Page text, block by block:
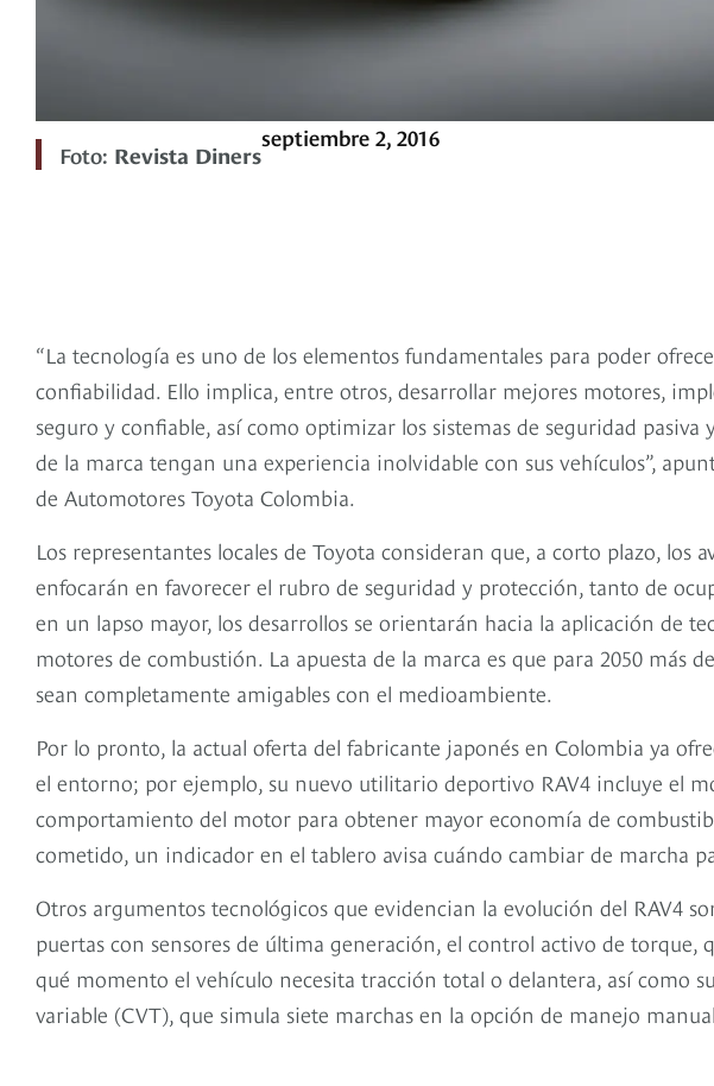
Foto: Revista Diners
septiembre 2, 2016
“La tecnología es uno de los elementos fundamentales para poder
confiabilidad. Ello implica, entre otros, desarrollar mejores motores,
seguro y confiable, así como optimizar los sistemas de seguridad pasiva
de la marca tengan una experiencia inolvidable con sus vehículos”,
de Automotores Toyota Colombia.
Los representantes locales de Toyota consideran que, a corto plazo, los
enfocarán en favorecer el rubro de seguridad y protección, tanto de
en un lapso mayor, los desarrollos se orientarán hacia la aplicación de
motores de combustión. La apuesta de la marca es que para 2050 más
sean completamente amigables con el medioambiente.
Por lo pronto, la actual oferta del fabricante japonés en Colombia ya
el entorno; por ejemplo, su nuevo utilitario deportivo RAV4 incluye el
comportamiento del motor para obtener mayor economía de
cometido, un indicador en el tablero avisa cuándo cambiar de marcha
Otros argumentos tecnológicos que evidencian la evolución del RAV4
puertas con sensores de última generación, el control activo de
qué momento el vehículo necesita tracción total o delantera, así como
variable (CVT), que simula siete marchas en la opción de manejo